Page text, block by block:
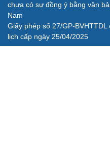
chưa có sự đồng ý bằng văn
Nam
Giấy phép số 27/GP-
lịch cấp ngày 25/04/2025